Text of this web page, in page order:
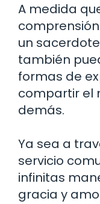
A medida
un
también
formas de
compartir el
demás.
Ya sea a
servicio
infinitas
gracia y